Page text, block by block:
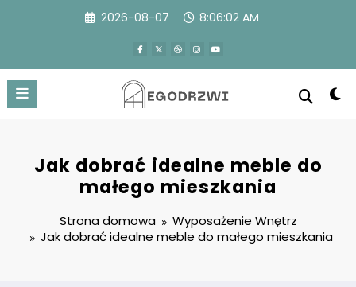
2026-08-07 8:06:03 AM
Jak dobrać idealne meble do
małego mieszkania
Strona domowa
Wyposażenie Wnętrz
Jak dobrać idealne meble do małego mieszkania